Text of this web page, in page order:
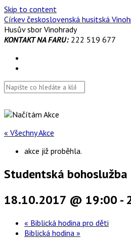
Skip to content
Církev československá husitská
Husův sbor Vinohrady
KONTAKT NA FARU:222 519 677
« Všechny Akce
akce již proběhla.
Studentská bohoslužba
18.10.2017 @ 19:00 -
« Biblická hodina pro děti
Biblická hodina »